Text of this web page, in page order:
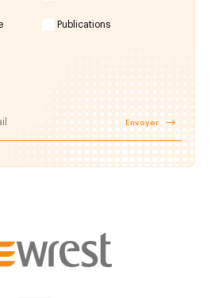
Publications
Envoyer